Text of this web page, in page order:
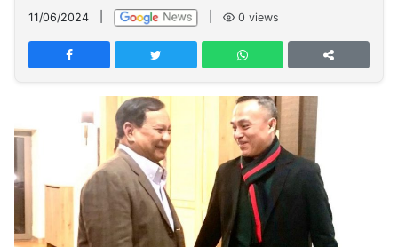
Network
PT
TREETAN
Partner
Insight
NTB
Suara
Time
Lens
IDN
Daily
Jogja
Jalan
Rakyat
Idealita
News
Kita
Notice
Dinamikapost.com
Radar
Baru
Seedbacklink
11/06/2024 0 views